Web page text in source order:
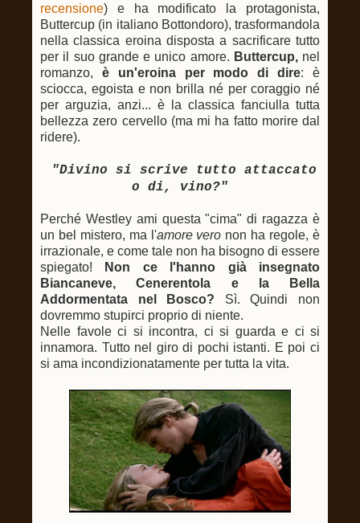
recensione) e ha modificato la protagonista,
Buttercup (in italiano Bottondoro), trasformandola
nella classica eroina disposta a sacrificare tutto
per il suo grande e unico amore. Buttercup,nel
romanzo, è un'eroina per modo di dire: è
sciocca, egoista e non brilla né per coraggio né
per arguzia, anzi... è la classica fanciulla tutta
bellezza zero cervello (ma mi ha fatto morire dal
ridere).
"Divino si scrive tutto attaccato
o di, vino?"
Perché Westley ami questa "cima" di ragazza è
un bel mistero, ma l'amore vero non ha regole, è
irrazionale, e come tale non ha bisogno di essere
spiegato!
Non ce l'hanno già insegnato
Biancaneve, Cenerentola e la Bella
Addormentata nel Bosco? Sì. Quindi non
dovremmo stupirci proprio di niente.
Nelle favole ci si incontra, ci si guarda e ci si
innamora. Tutto nel giro di pochi istanti. E poi ci
si ama incondizionatamente per tutta la vita.